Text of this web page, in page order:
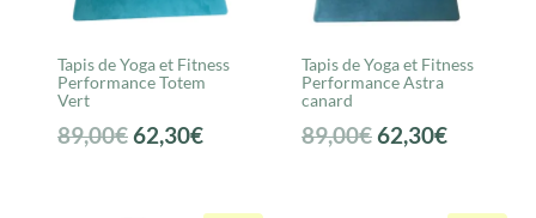
Tapis de Yoga et Fitness
Performance Totem
Vert
89,00€Le
62,30€Le
Tapis de Yoga et Fitness
Performance Astra
canard
89,00€Le
62,30€Le